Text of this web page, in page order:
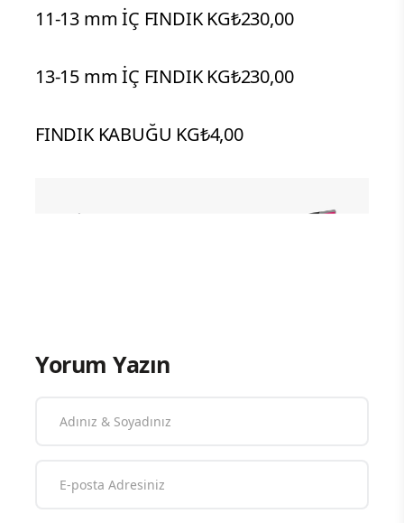
11-13 mm İÇ FINDIK KG₺230,00
13-15 mm İÇ FINDIK KG₺230,00
FINDIK KABUĞU KG₺4,00
Yorum Yazın